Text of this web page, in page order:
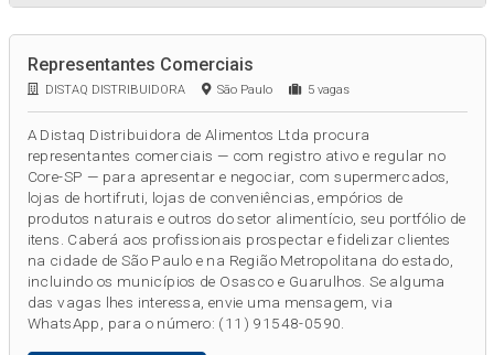
Representantes Comerciais
DISTAQ DISTRIBUIDORA São Paulo 5 vagas
A Distaq Distribuidora de Alimentos Ltda procura
representantes comerciais — com registro ativo e regular no
Core-SP — para apresentar e negociar, com supermercados,
lojas de hortifruti, lojas de conveniências, empórios de
produtos naturais e outros do setor alimentício, seu portfólio de
itens. Caberá aos profissionais prospectar e fidelizar clientes
na cidade de São Paulo e na Região Metropolitana do estado,
incluindo os municípios de Osasco e Guarulhos. Se alguma
das vagas lhes interessa, envie uma mensagem, via
WhatsApp, para o número: (11) 91548-0590.